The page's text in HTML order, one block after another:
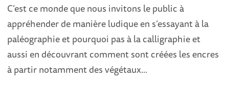
C’est ce monde que nous invitons le public à
appréhender de manière ludique en s’essayant à la
paléographie et pourquoi pas à la calligraphie et
aussi en découvrant comment sont créées les encres
à partir notamment des végétaux...